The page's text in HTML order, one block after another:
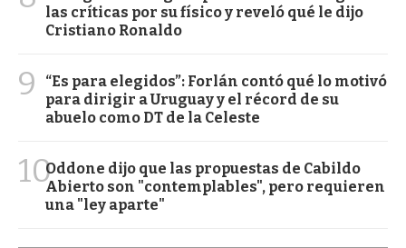
las críticas por su físico y reveló qué le dijo
Cristiano Ronaldo
9
“Es para elegidos”: Forlán contó qué lo motivó
para dirigir a Uruguay y el récord de su
abuelo como DT de la Celeste
10Oddone dijo que las propuestas de Cabildo
Abierto son "contemplables", pero requieren
una "ley aparte"